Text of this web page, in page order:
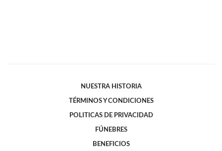
NUESTRA HISTORIA
TÉRMINOS Y CONDICIONES
POLITICAS DE PRIVACIDAD
FÚNEBRES
BENEFICIOS